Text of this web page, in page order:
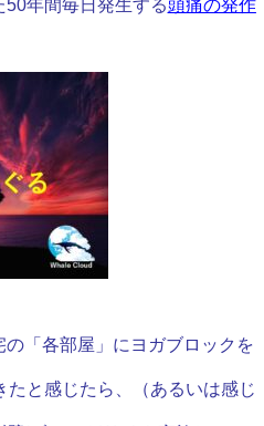
年間毎日発生する頭痛の発作
「各部屋」にヨガブロックを
たと感じたら、（あるいは感じ